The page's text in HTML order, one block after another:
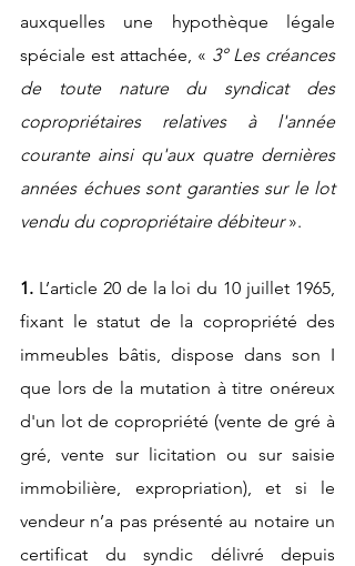
auxquelles une hypothèque légale
spéciale est attachée, « 3° Les créances
de toute nature du syndicat des
copropriétaires relatives à l'année
courante ainsi qu'aux quatre dernières
années échues sont garanties sur le lot
vendu du copropriétaire débiteur ».
1. L’article 20 de la loi du 10 juillet 1965,
fixant le statut de la copropriété des
immeubles bâtis, dispose dans son I
que lors de la mutation à titre onéreux
d'un lot de copropriété (vente de gré à
gré, vente sur licitation ou sur saisie
immobilière, expropriation), et si le
vendeur n’a pas présenté au notaire un
certificat du syndic délivré depuis